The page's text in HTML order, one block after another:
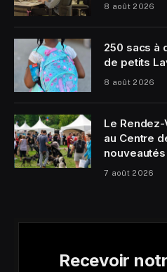
8 août 2026
250 sacs à
de petits
8 août 2026
Le
au Centre
nouveautés
7 août 2026
Recevoir